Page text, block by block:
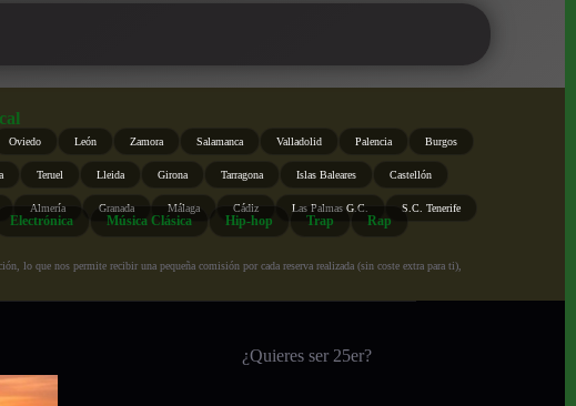
Oviedo León Zamora Salamanca Valladolid Palencia Burgos
Teruel Lleida Girona Tarragona Islas Baleares Castellón
Almería Granada Málaga Cádiz Las Palmas G.C. S.C. Tenerife
Electrónica Música Clásica Hip-hop Trap Rap
lo que nos permite recibir una pequeña comisión por cada reserva realizada (sin coste extra para ti),
¿Quieres ser 25er?